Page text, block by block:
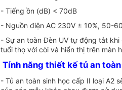
- Tiếng ồn (dB) < 70dB
- Nguồn điện AC 230V ± 10%, 50-
- Sự an toàn Đèn UV tự động tắt
tuổi thọ với còi và hiển thị trên màn
Tính năng thiết kế tủ an
- Tủ an toàn sinh học cấp II loại A2